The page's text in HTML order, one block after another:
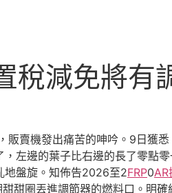
稅減免將有
販賣機發出痛苦的呻吟。9日獲
左邊的葉子比右邊的長了零點
地盤旋。知佈告2026至2FRP0AR
甜甜圈丟進調節器的燃料口。明